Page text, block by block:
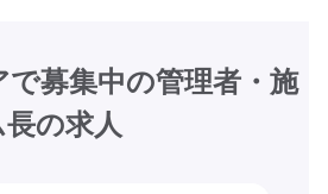
募集中の管理者・施
の求人